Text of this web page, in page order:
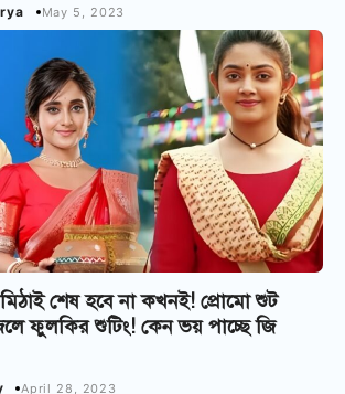
May 5, 2023
শেষ হবে না কখনই! প্রোমো শুট
ফুলকির শুটিং! কেন ভয় পাচ্ছে জি
April 28, 2023